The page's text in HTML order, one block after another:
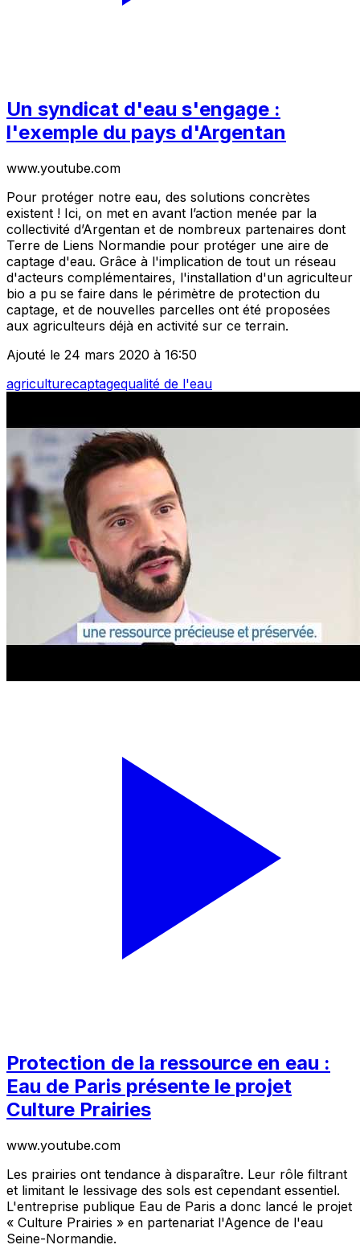
Un syndicat d'eau s'engage :
l'exemple du pays d'Argentan
www.youtube.com
Pour protéger notre eau, des solutions concrètes
existent ! Ici, on met en avant l’action menée par la
collectivité d’Argentan et de nombreux partenaires dont
Terre de Liens Normandie pour protéger une aire de
captage d'eau. Grâce à l'implication de tout un réseau
d'acteurs complémentaires, l'installation d'un agriculteur
bio a pu se faire dans le périmètre de protection du
captage, et de nouvelles parcelles ont été proposées
aux agriculteurs déjà en activité sur ce terrain.
Ajouté le 24 mars 2020 à 16:50
agriculturecaptagequalité de l'eau
Protection de la ressource en eau :
Eau de Paris présente le projet
Culture Prairies
www.youtube.com
Les prairies ont tendance à disparaître. Leur rôle filtrant
et limitant le lessivage des sols est cependant essentiel.
L'entreprise publique Eau de Paris a donc lancé le projet
« Culture Prairies » en partenariat l'Agence de l'eau
Seine-Normandie.